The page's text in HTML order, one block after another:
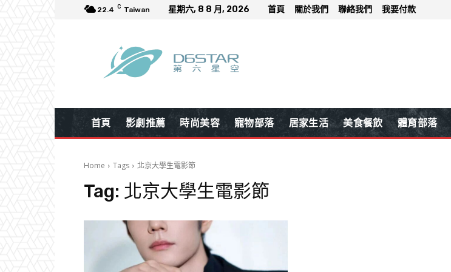
22.4 C Taiwan 星期六, 8 8 月, 2026 首頁 關於我們 聯絡我們 我要付款
首頁 影劇推薦 時尚美容 寵物部落 居家生活 美食餐飲 體育部落
Home Tags 北京大學生電影節
Tag: 北京大學生電影節